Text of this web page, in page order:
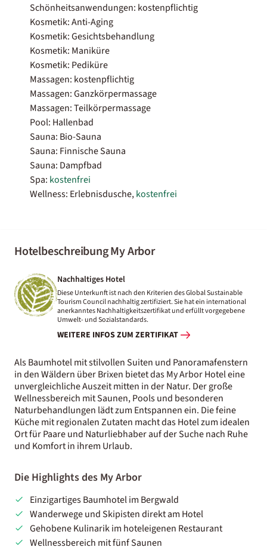
Schönheitsanwendungen: kostenpflichtig
Kosmetik: Anti-Aging
Kosmetik: Gesichtsbehandlung
Kosmetik: Maniküre
Kosmetik: Pediküre
Massagen: kostenpflichtig
Massagen: Ganzkörpermassage
Massagen: Teilkörpermassage
Pool: Hallenbad
Sauna: Bio-Sauna
Sauna: Finnische Sauna
Sauna: Dampfbad
Spa: kostenfrei
Wellness: Erlebnisdusche,kostenfrei
Hotelbeschreibung My Arbor
Nachhaltiges Hotel
Diese Unterkunft ist nach den Kriterien des Global Sustainable
Tourism Council nachhaltig zertifiziert. Sie hat ein international
anerkanntes Nachhaltigkeitszertifikat und erfüllt vorgegebene
Umwelt- und Sozialstandards.
WEITERE INFOS ZUM ZERTIFIKAT
Als Baumhotel mit stilvollen Suiten und Panoramafenstern
in den Wäldern über Brixen bietet das My Arbor Hotel eine
unvergleichliche Auszeit mitten in der Natur. Der große
Wellnessbereich mit Saunen, Pools und besonderen
Naturbehandlungen lädt zum Entspannen ein. Die feine
Küche mit regionalen Zutaten macht das Hotel zum idealen
Ort für Paare und Naturliebhaber auf der Suche nach Ruhe
und Komfort in ihrem Urlaub.
Die Highlights des My Arbor
Einzigartiges Baumhotel im Bergwald
Wanderwege und Skipisten direkt am Hotel
Gehobene Kulinarik im hoteleigenen Restaurant
Wellnessbereich mit fünf Saunen